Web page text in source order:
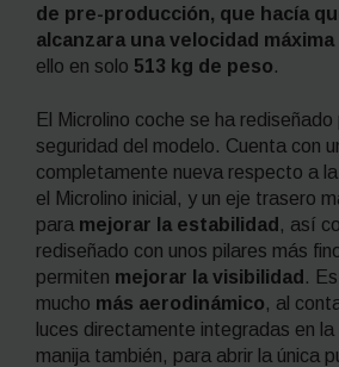
de pre-producción, que hacía
alcanzara una velocidad máxima
ello en solo 513 kg de peso.
El Microlino coche se ha
seguridad del modelo. Cuenta con
completamente nueva respecto a
el Microlino inicial, y un eje trasero
para mejorar la estabilidad , así
rediseñado con unos pilares más
permiten mejorar la visibilidad .
mucho más aerodinámico, al
luces directamente integradas en
manija también, para abrir la única